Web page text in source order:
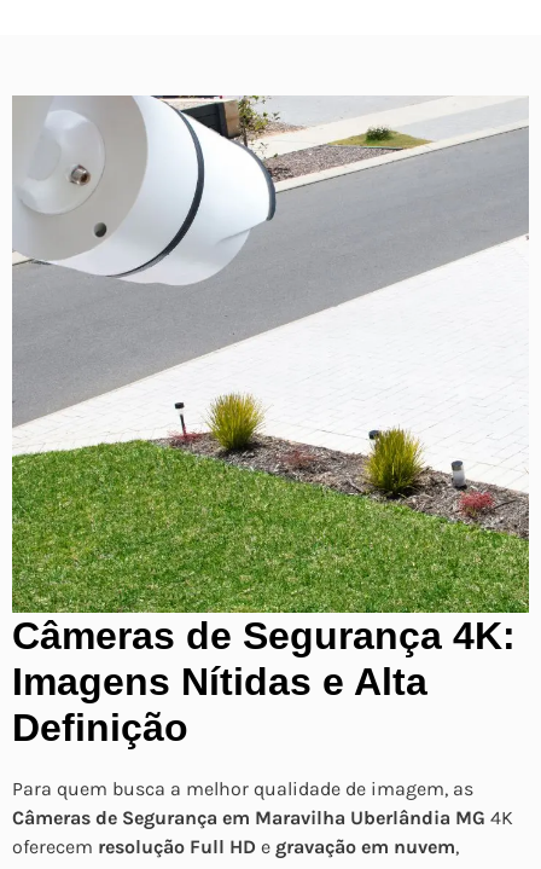
Câmeras de Segurança 4K:
Imagens Nítidas e Alta
Definição
Para quem busca a melhor qualidade de imagem, as
Câmeras de Segurança em Maravilha Uberlândia MG 4K
oferecem resolução Full HD e gravação em nuvem,